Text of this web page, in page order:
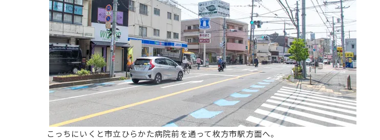
こっちにいくと市立ひらかた病院前を通って枚方市駅方面へ。